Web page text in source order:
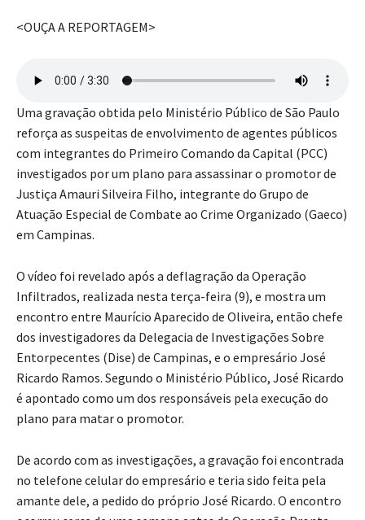
<OUÇA A REPORTAGEM>
Uma gravação obtida pelo Ministério Público de São Paulo
reforça as suspeitas de envolvimento de agentes públicos
com integrantes do Primeiro Comando da Capital (PCC)
investigados por um plano para assassinar o promotor de
Justiça Amauri Silveira Filho, integrante do Grupo de
Atuação Especial de Combate ao Crime Organizado (Gaeco)
em Campinas.
O vídeo foi revelado após a deflagração da Operação
Infiltrados, realizada nesta terça-feira (9), e mostra um
encontro entre Maurício Aparecido de Oliveira, então chefe
dos investigadores da Delegacia de Investigações Sobre
Entorpecentes (Dise) de Campinas, e o empresário José
Ricardo Ramos. Segundo o Ministério Público, José Ricardo
é apontado como um dos responsáveis pela execução do
plano para matar o promotor.
De acordo com as investigações, a gravação foi encontrada
no telefone celular do empresário e teria sido feita pela
amante dele, a pedido do próprio José Ricardo. O encontro